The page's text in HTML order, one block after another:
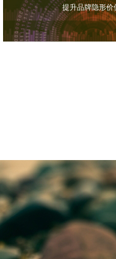
提升品牌隐形价